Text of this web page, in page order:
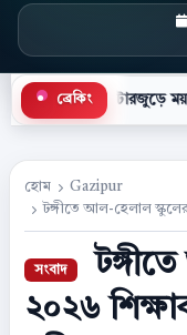
● ব্রেকিং
ময়লার স্তূপ
হোম
Gazipur
টঙ্গীতে আল-হেলাল
২০২৬